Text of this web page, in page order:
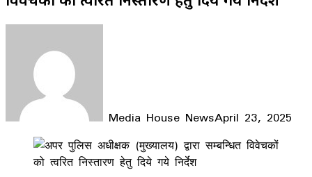
Media House NewsApril 23, 2025
Facebook
LinkedIn
WhatsApp
Telegram